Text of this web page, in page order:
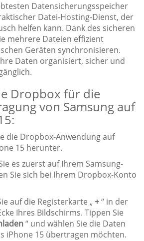
Datensicherungsspeicher
Datei-Hosting-Dienst, der
helfen kann. Dank des sicheren
mehrere Dateien effizient
Geräten synchronisieren.
Daten organisiert, sicher und
Dropbox für die
von Samsung auf
die Dropbox-Anwendung auf
15 herunter.
es zuerst auf Ihrem Samsung-
Sie sich bei Ihrem Dropbox-Konto
auf die Registerkarte „+“ in der
Ihres Bildschirms. Tippen Sie
“ und wählen Sie die Daten
iPhone 15 übertragen möchten.